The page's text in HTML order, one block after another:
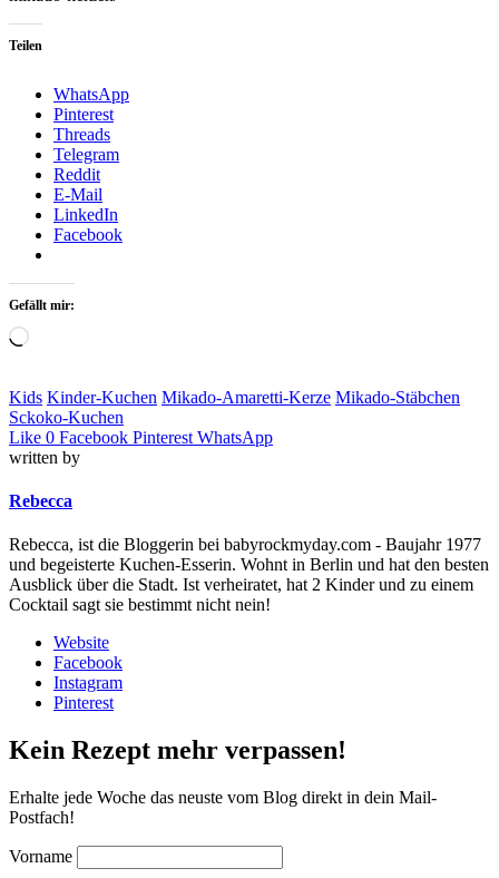
Teilen
WhatsApp
Pinterest
Threads
Telegram
Reddit
E-Mail
LinkedIn
Facebook
Gefällt mir:
Loading…
Kids Kinder-Kuchen Mikado-Amaretti-Kerze Mikado-Stäbchen
Sckoko-Kuchen
Like 0 Facebook Pinterest WhatsApp
written by
Rebecca
Rebecca, ist die Bloggerin bei babyrockmyday.com - Baujahr 1977
und begeisterte Kuchen-Esserin. Wohnt in Berlin und hat den besten
Ausblick über die Stadt. Ist verheiratet, hat 2 Kinder und zu einem
Cocktail sagt sie bestimmt nicht nein!
Website
Facebook
Instagram
Pinterest
Kein Rezept mehr verpassen!
Erhalte jede Woche das neuste vom Blog direkt in dein Mail-
Postfach!
Vorname